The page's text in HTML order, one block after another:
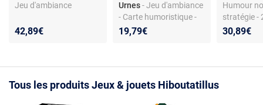
Jeu d'ambiance
42,89€
Urnes- Jeu d'ambiance
- Carte humoristique -
Pour tout public
19,79€
Humour
stratégie -
- Dès 16
30,89€
Tous les produits Jeux & jouets Hiboutatillus